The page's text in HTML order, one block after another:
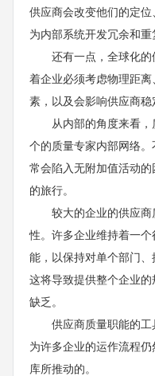
供应商会改变他们的定
为内部系统开发冗余和重
还有一点，全球化的
着企业必须考虑物理距
素，以及会影响供应商稳
从内部的角度来看，
个的质量专家内部网络
常会陷入无附加值活动
的旅行。
较大的企业的供应商
性。许多企业维持着一
能，以保持对单个部门、
这将导致提供整个企业
缺乏。
供应商质量职能的工
为许多企业的运作流程
库所推动的。